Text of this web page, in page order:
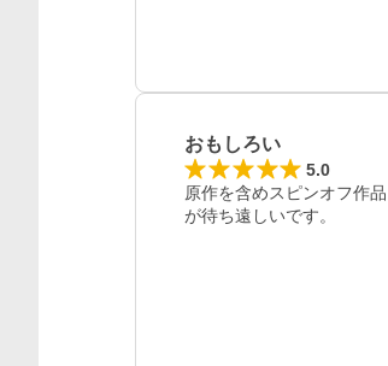
おもしろい
5.0
原作を含めスピンオフ作
が待ち遠しいです。